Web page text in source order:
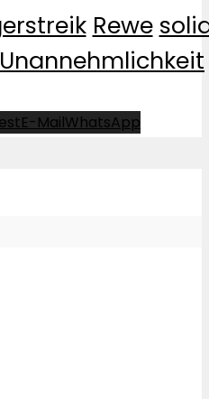
Rewe
Unannehmlichkeit
E-MailWhatsApp